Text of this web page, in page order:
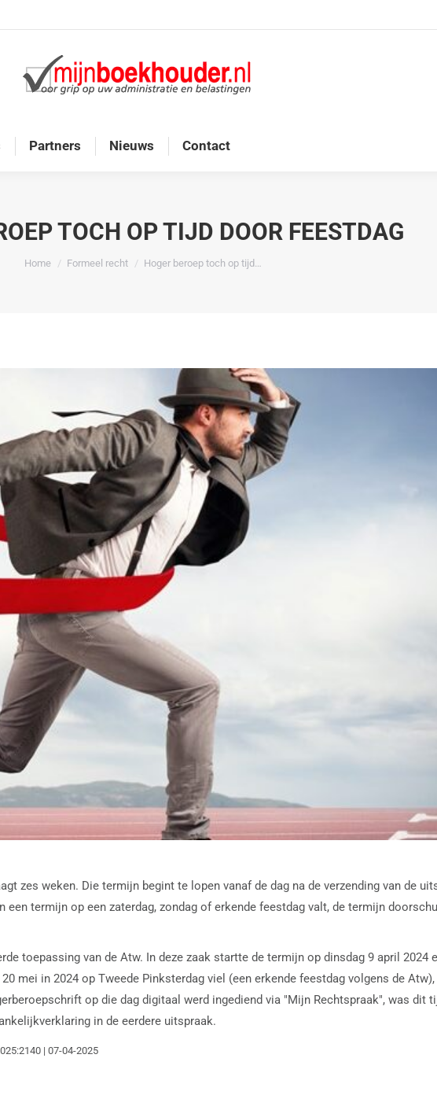
Partners Nieuws Contact
TOCH OP TIJD DOOR FEESTDAG
Je bent hier:
Home Formeel recht Hoger beroep toch op tijd…
zes weken. Die termijn begint te lopen vanaf de dag na de verzending van de
termijn op een zaterdag, zondag of erkende feestdag valt, de termijn
toepassing van de Atw. In deze zaak startte de termijn op dinsdag 9 april 2024
mei in 2024 op Tweede Pinksterdag viel (een erkende feestdag volgens de
op die dag digitaal werd ingediend via "Mijn Rechtspraak", was dit
in de eerdere uitspraak.
| 07-04-2025
Diensten Onze doelgroep Over ons Partners